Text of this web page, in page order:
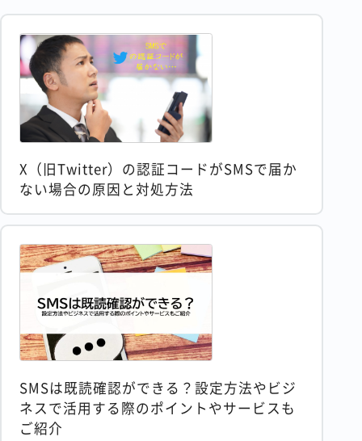
X（旧Twitter）の認証コードがSMSで届か
ない場合の原因と対処方法
SMSは既読確認ができる？設定方法やビジ
ネスで活用する際のポイントやサービスも
ご紹介